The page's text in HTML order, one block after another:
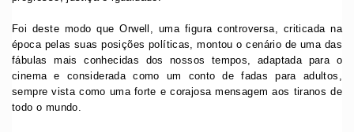
Foi deste modo que Orwell, uma figura controversa, criticada na
época pelas suas posições políticas, montou o cenário de uma das
fábulas mais conhecidas dos nossos tempos, adaptada para o
cinema e considerada como um conto de fadas para adultos,
sempre vista como uma forte e corajosa mensagem aos tiranos de
todo o mundo.